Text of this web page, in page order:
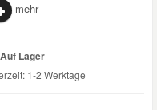
mehr
Auf Lager
1-2 Werktage